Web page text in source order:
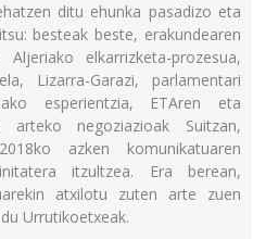
ditu ehunka pasadizo eta
besteak beste, erakundearen
elkarrizketa-prozesua,
Lizarra-Garazi, parlamentari
esperientzia, ETAren eta
arteko negoziazioak Suitzan,
azken komunikatuaren
itzultzea. Era berean,
atxilotu zuten arte zuen
Urrutikoetxeak.